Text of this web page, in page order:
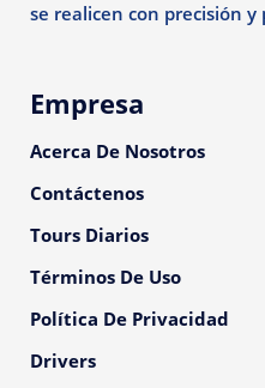
se realicen con precisión y
Empresa
Acerca De Nosotros
Contáctenos
Tours Diarios
Términos De Uso
Política De Privacidad
Drivers